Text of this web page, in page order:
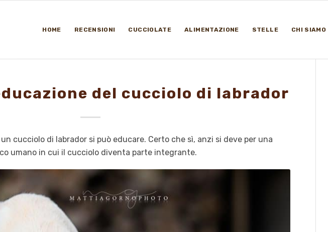
HOME RECENSIONI CUCCIOLATE ALIMENTAZIONE STELLE CHI SIAMO
del cucciolo di labrador
cucciolo di labrador si può educare. Certo che sì, anzi si deve per una
umano in cui il cucciolo diventa parte integrante.